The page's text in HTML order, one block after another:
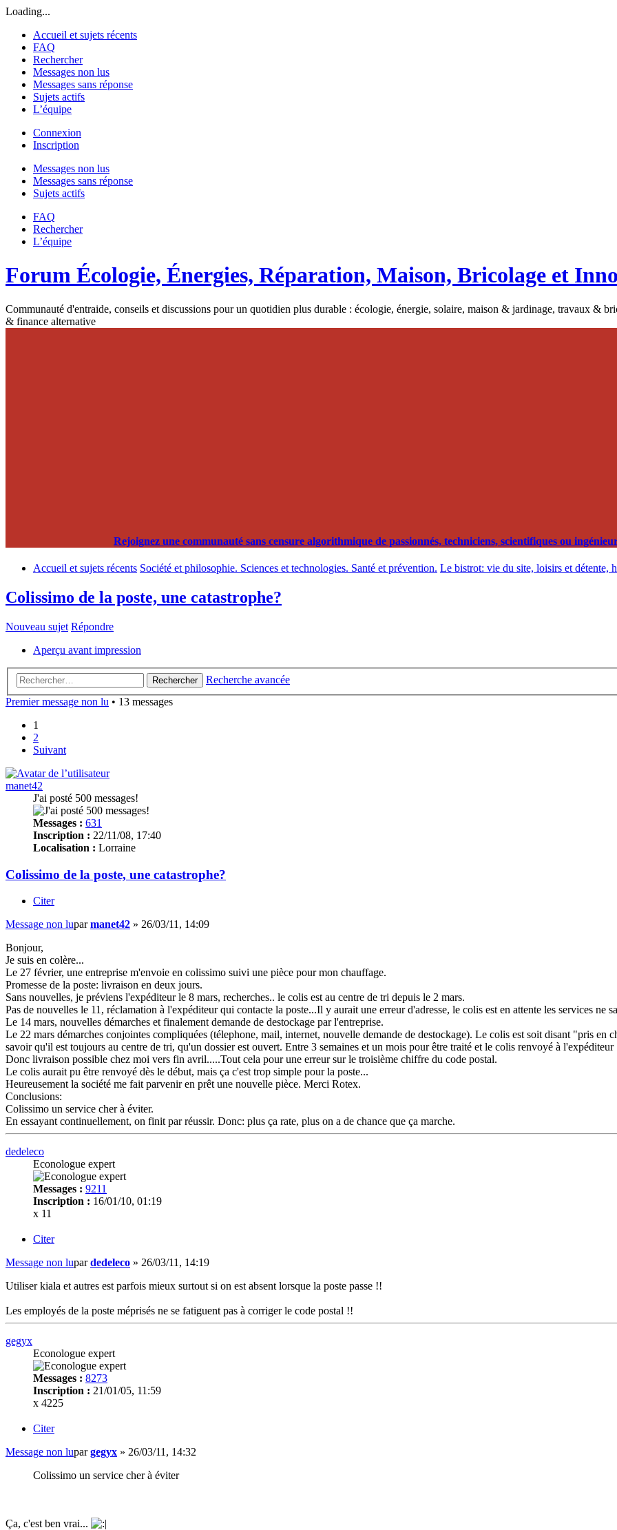
Loading...
Accueil et sujets récents
FAQ
Rechercher
Messages non lus
Messages sans réponse
Sujets actifs
L’équipe
Connexion
Inscription
Messages non lus
Messages sans réponse
Sujets actifs
FAQ
Rechercher
L’équipe
Forum Écologie, Énergies, Réparation, Maison, Bricolage et
Communauté d'entraide, conseils et discussions pour un quotidien plus durable : écologie, énergie, solaire, maison & jardinage, travaux &
& finance alternative
Rejoignez une communauté sans censure algorithmique de passionnés, techniciens, scientifiques ou
Accueil et sujets récents Société et philosophie. Sciences et technologies. Santé et prévention. Le bistrot: vie du site, loisirs et détente,
Colissimo de la poste, une catastrophe?
Nouveau sujet Répondre
Aperçu avant impression
Rechercher
Recherche avancée
Premier message non lu • 13 messages
1
2
Suivant
manet42
J'ai posté 500 messages!
Messages : 631
Inscription : 22/11/08, 17:40
Localisation : Lorraine
Colissimo de la poste, une catastrophe?
Citer
Message non luparmanet42 » 26/03/11, 14:09
Bonjour,
Je suis en colère...
Le 27 février, une entreprise m'envoie en colissimo suivi une pièce pour mon chauffage.
Promesse de la poste: livraison en deux jours.
Sans nouvelles, je préviens l'expéditeur le 8 mars, recherches.. le colis est au centre de tri depuis le 2 mars.
Pas de nouvelles le 11, réclamation à l'expéditeur qui contacte la poste...Il y aurait une erreur d'adresse, le colis est en attente les services ne
Le 14 mars, nouvelles démarches et finalement demande de destockage par l'entreprise.
Le 22 mars démarches conjointes compliquées (télephone, mail, internet, nouvelle demande de destockage). Le colis est soit disant "pris en
savoir qu'il est toujours au centre de tri, qu'un dossier est ouvert. Entre 3 semaines et un mois pour être traité et le colis renvoyé à l'expéditeur
Donc livraison possible chez moi vers fin avril.....Tout cela pour une erreur sur le troisième chiffre du code postal.
Le colis aurait pu être renvoyé dès le début, mais ça c'est trop simple pour la poste...
Heureusement la société me fait parvenir en prêt une nouvelle pièce. Merci Rotex.
Conclusions:
Colissimo un service cher à éviter.
En essayant continuellement, on finit par réussir. Donc: plus ça rate, plus on a de chance que ça marche.
dedeleco
Econologue expert
Messages : 9211
Inscription : 16/01/10, 01:19
x 11
Citer
Message non lupardedeleco » 26/03/11, 14:19
Utiliser kiala et autres est parfois mieux surtout si on est absent lorsque la poste passe !!
Les employés de la poste méprisés ne se fatiguent pas à corriger le code postal !!
gegyx
Econologue expert
Messages : 8273
Inscription : 21/01/05, 11:59
x 4225
Citer
Message non lupargegyx » 26/03/11, 14:32
Colissimo un service cher à éviter
Ça, c'est ben vrai...